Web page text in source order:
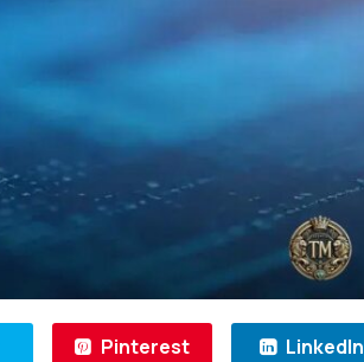
Pinterest LinkedIn